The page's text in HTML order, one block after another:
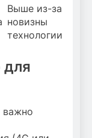
Выше из-за
новизны
технологии
для
важно